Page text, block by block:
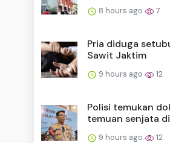
8 hours ago 7
Pria diduga
Sawit Jaktim
9 hours ago 12
Polisi temukan
temuan senjata di
9 hours ago 12